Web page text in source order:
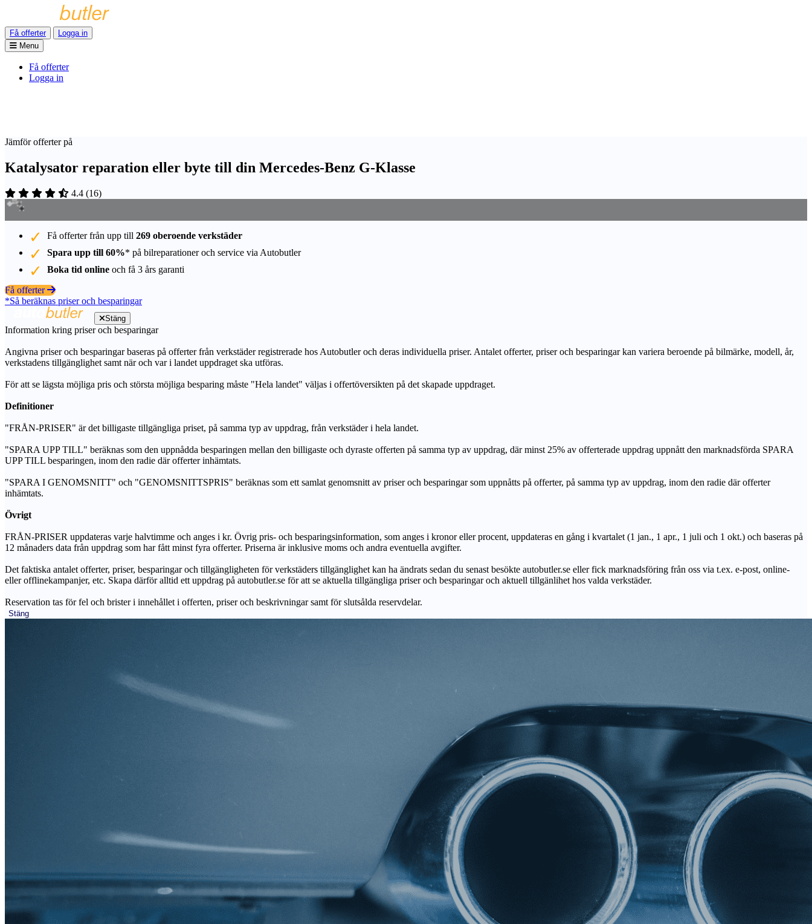
Få offerter
Logga in
Menu
Få offerter
Logga in
Jämför offerter på
Katalysator reparation eller byte till din Mercedes-Benz G-Klasse
4.4 (16)
Få offerter från upp till 269 oberoende verkstäder
Spara upp till 60%* på bilreparationer och service via Autobutler
Boka tid online och få 3 års garanti
Få offerter
*Så beräknas priser och besparingar
Stäng
Information kring priser och besparingar
Angivna priser och besparingar baseras på offerter från verkstäder registrerade hos Autobutler och deras individuella priser. Antalet offerter, priser och besparingar kan variera beroende på bilmärke, modell, år,
verkstadens tillgänglighet samt när och var i landet uppdraget ska utföras.
För att se lägsta möjliga pris och största möjliga besparing måste "Hela landet" väljas i offertöversikten på det skapade uppdraget.
Definitioner
"FRÅN-PRISER" är det billigaste tillgängliga priset, på samma typ av uppdrag, från verkstäder i hela landet.
"SPARA UPP TILL" beräknas som den uppnådda besparingen mellan den billigaste och dyraste offerten på samma typ av uppdrag, där minst 25% av offerterade uppdrag uppnått den marknadsförda SPARA
UPP TILL besparingen, inom den radie där offerter inhämtats.
"SPARA I GENOMSNITT" och "GENOMSNITTSPRIS" beräknas som ett samlat genomsnitt av priser och besparingar som uppnåtts på offerter, på samma typ av uppdrag, inom den radie där offerter
inhämtats.
Övrigt
FRÅN-PRISER uppdateras varje halvtimme och anges i kr. Övrig pris- och besparingsinformation, som anges i kronor eller procent, uppdateras en gång i kvartalet (1 jan., 1 apr., 1 juli och 1 okt.) och baseras på
12 månaders data från uppdrag som har fått minst fyra offerter. Priserna är inklusive moms och andra eventuella avgifter.
Det faktiska antalet offerter, priser, besparingar och tillgängligheten för verkstäders tillgänglighet kan ha ändrats sedan du senast besökte autobutler.se eller fick marknadsföring från oss via t.ex. e-post, online-
eller offlinekampanjer, etc. Skapa därför alltid ett uppdrag på autobutler.se för att se aktuella tillgängliga priser och besparingar och aktuell tillgänlihet hos valda verkstäder.
Reservation tas för fel och brister i innehållet i offerten, priser och beskrivningar samt för slutsålda reservdelar.
Stäng